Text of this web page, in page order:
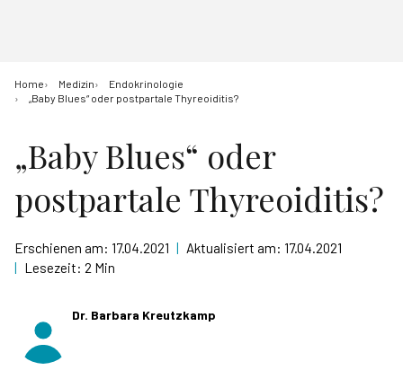
Home Medizin
Endokrinologie
„Baby Blues“ oder postpartale Thyreoiditis?
„Baby Blues“ oder
postpartale Thyreoiditis?
Erschienen am: 17.04.2021 | Aktualisiert am: 17.04.2021
| Lesezeit: 2 Min
Dr. Barbara Kreutzkamp